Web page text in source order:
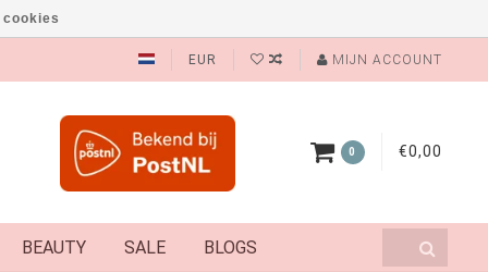
EUR MIJN ACCOUNT
0 €0,00
BEAUTY SALE BLOGS
cookies